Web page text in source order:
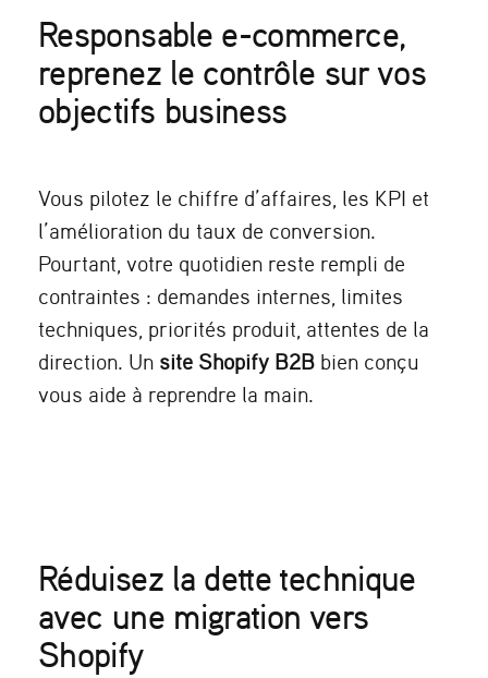
Responsable e-commerce,
reprenez le contrôle sur vos
objectifs business
Vous pilotez le chiffre d’affaires, les KPI et
l’amélioration du taux de conversion.
Pourtant, votre quotidien reste rempli de
contraintes : demandes internes, limites
techniques, priorités produit, attentes de la
direction. Un site Shopify B2B bien conçu
vous aide à reprendre la main.
Réduisez la dette technique
avec une migration vers
Shopify